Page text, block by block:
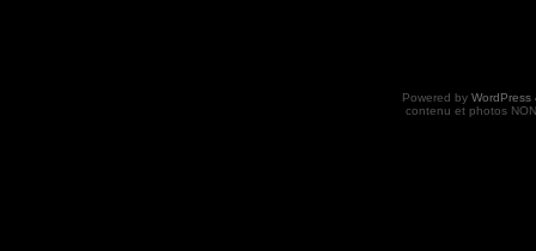
Powered by WordPress
contenu et photos